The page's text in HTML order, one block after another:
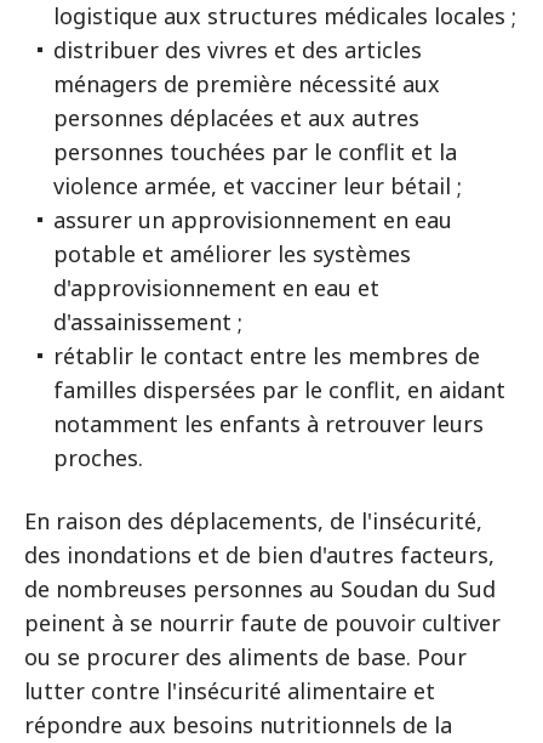
logistique aux structures médicales locales ;
distribuer des vivres et des articles
ménagers de première nécessité aux
personnes déplacées et aux autres
personnes touchées par le conflit et la
violence armée, et vacciner leur bétail ;
assurer un approvisionnement en eau
potable et améliorer les systèmes
d'approvisionnement en eau et
d'assainissement ;
rétablir le contact entre les membres de
familles dispersées par le conflit, en aidant
notamment les enfants à retrouver leurs
proches.
En raison des déplacements, de l'insécurité,
des inondations et de bien d'autres facteurs,
de nombreuses personnes au Soudan du Sud
peinent à se nourrir faute de pouvoir cultiver
ou se procurer des aliments de base. Pour
lutter contre l'insécurité alimentaire et
répondre aux besoins nutritionnels de la